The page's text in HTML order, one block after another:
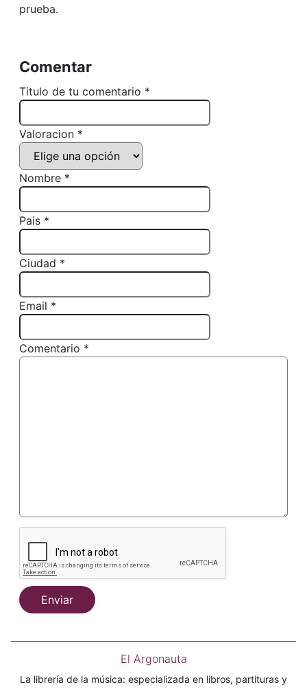
prueba.
Comentar
Titulo de tu comentario *
Valoracion *
Nombre *
Pais *
Ciudad *
Email *
Comentario *
Enviar
El Argonauta
La librería de la música: especializada en libros, partituras y